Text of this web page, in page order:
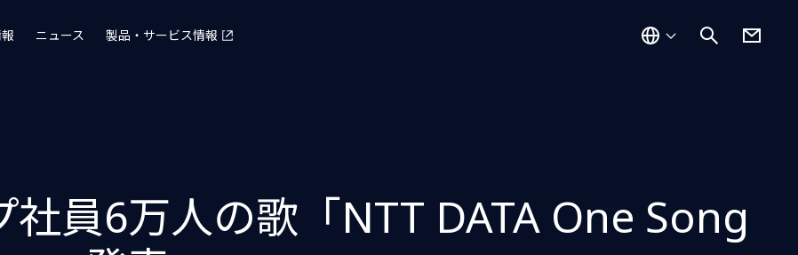
ニュース 製品・サービス情報
社員6万人の歌「NTT DATA One Song